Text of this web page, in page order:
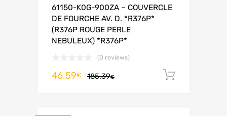
61150-K0G-900ZA – COUVERCLE
DE FOURCHE AV. D. *R376P*
(R376P ROUGE PERLE
NEBULEUX) *R376P*
(0 reviews)
185.39€
46.59€